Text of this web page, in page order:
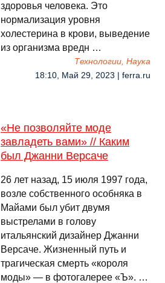
здоровья человека. Это
нормализация уровня
холестерина в крови, выведение
из организма вредн …
Технологии, Наука
18:10, Май 29, 2023 | ferra.ru
«Не позволяйте моде
завладеть вами» // Каким
был Джанни Версаче
26 лет назад, 15 июля 1997 года,
возле собственного особняка в
Майами был убит двумя
выстрелами в голову
итальянский дизайнер Джанни
Версаче. Жизненный путь и
трагическая смерть «короля
моды» — в фотогалерее «Ъ». …